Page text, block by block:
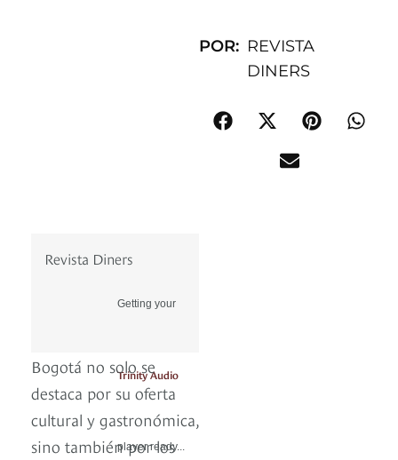
POR: REVISTA
DINERS
Revista Diners
Getting your
Trinity Audio
player ready...
Bogotá no solo se
destaca por su oferta
cultural y gastronómica,
sino también por los